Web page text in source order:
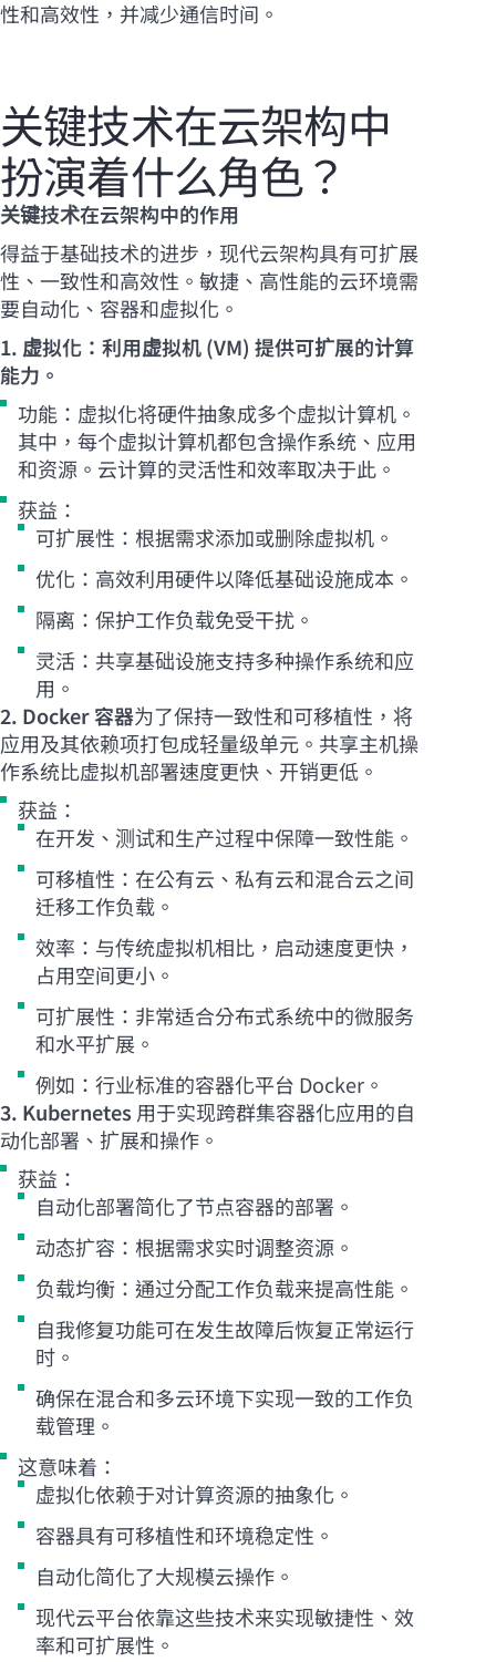
性和高效性，并减少通信时间。
关键技术在云架构中
扮演着什么角色？
关键技术在云架构中的作用
得益于基础技术的进步，现代云架构具有可扩展
性、一致性和高效性。敏捷、高性能的云环境需
要自动化、容器和虚拟化。
1. 虚拟化：利用虚拟机 (VM) 提供可扩展的计算
能力。
功能：虚拟化将硬件抽象成多个虚拟计算机。
其中，每个虚拟计算机都包含操作系统、应用
和资源。云计算的灵活性和效率取决于此。
获益：
可扩展性：根据需求添加或删除虚拟机。
优化：高效利用硬件以降低基础设施成本。
隔离：保护工作负载免受干扰。
灵活：共享基础设施支持多种操作系统和应
用。
2. Docker 容器为了保持一致性和可移植性，将
应用及其依赖项打包成轻量级单元。共享主机操
作系统比虚拟机部署速度更快、开销更低。
获益：
在开发、测试和生产过程中保障一致性能。
可移植性：在公有云、私有云和混合云之间
迁移工作负载。
效率：与传统虚拟机相比，启动速度更快，
占用空间更小。
可扩展性：非常适合分布式系统中的微服务
和水平扩展。
例如：行业标准的容器化平台 Docker。
3. Kubernetes 用于实现跨群集容器化应用的自
动化部署、扩展和操作。
获益：
自动化部署简化了节点容器的部署。
动态扩容：根据需求实时调整资源。
负载均衡：通过分配工作负载来提高性能。
自我修复功能可在发生故障后恢复正常运行
时。
确保在混合和多云环境下实现一致的工作负
载管理。
这意味着：
虚拟化依赖于对计算资源的抽象化。
容器具有可移植性和环境稳定性。
自动化简化了大规模云操作。
现代云平台依靠这些技术来实现敏捷性、效
率和可扩展性。